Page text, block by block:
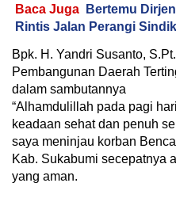
Baca Juga
Bertemu
Rintis Jalan Perangi
Bpk. H. Yandri Susanto,
Pembangunan Daerah
dalam sambutannya
“Alhamdulillah pada pagi
keadaan sehat dan penuh
saya meninjau korban
Kab. Sukabumi secepatnya
yang aman.